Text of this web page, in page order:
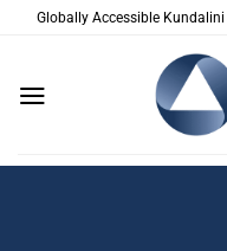
PasserGlobally Accessible